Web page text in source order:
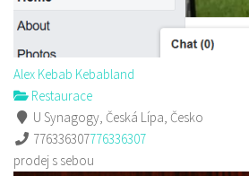
Alex Kebab Kebabland
Restaurace
U Synagogy, Česká Lípa, Česko
776336307776336307
prodej s sebou